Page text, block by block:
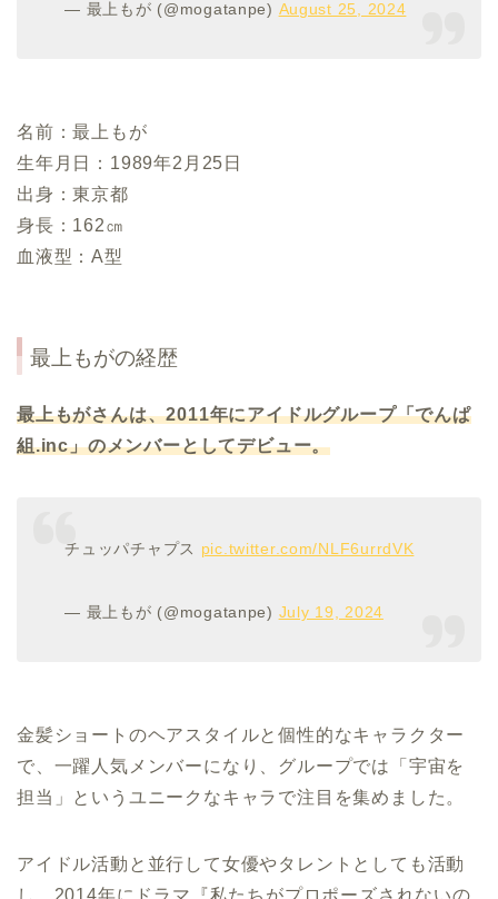
— 最上もが (@mogatanpe) August 25, 2024
名前：最上もが
生年月日：1989年2月25日
出身：東京都
身長：162㎝
血液型：A型
最上もがの経歴
最上もがさんは、2011年にアイドルグループ「でんぱ
組.inc」のメンバーとしてデビュー。
チュッパチャプス pic.twitter.com/NLF6urrdVK
— 最上もが (@mogatanpe) July 19, 2024
金髪ショートのヘアスタイルと個性的なキャラクター
で、一躍人気メンバーになり、グループでは「宇宙を
担当」というユニークなキャラで注目を集めました。
アイドル活動と並行して女優やタレントとしても活動